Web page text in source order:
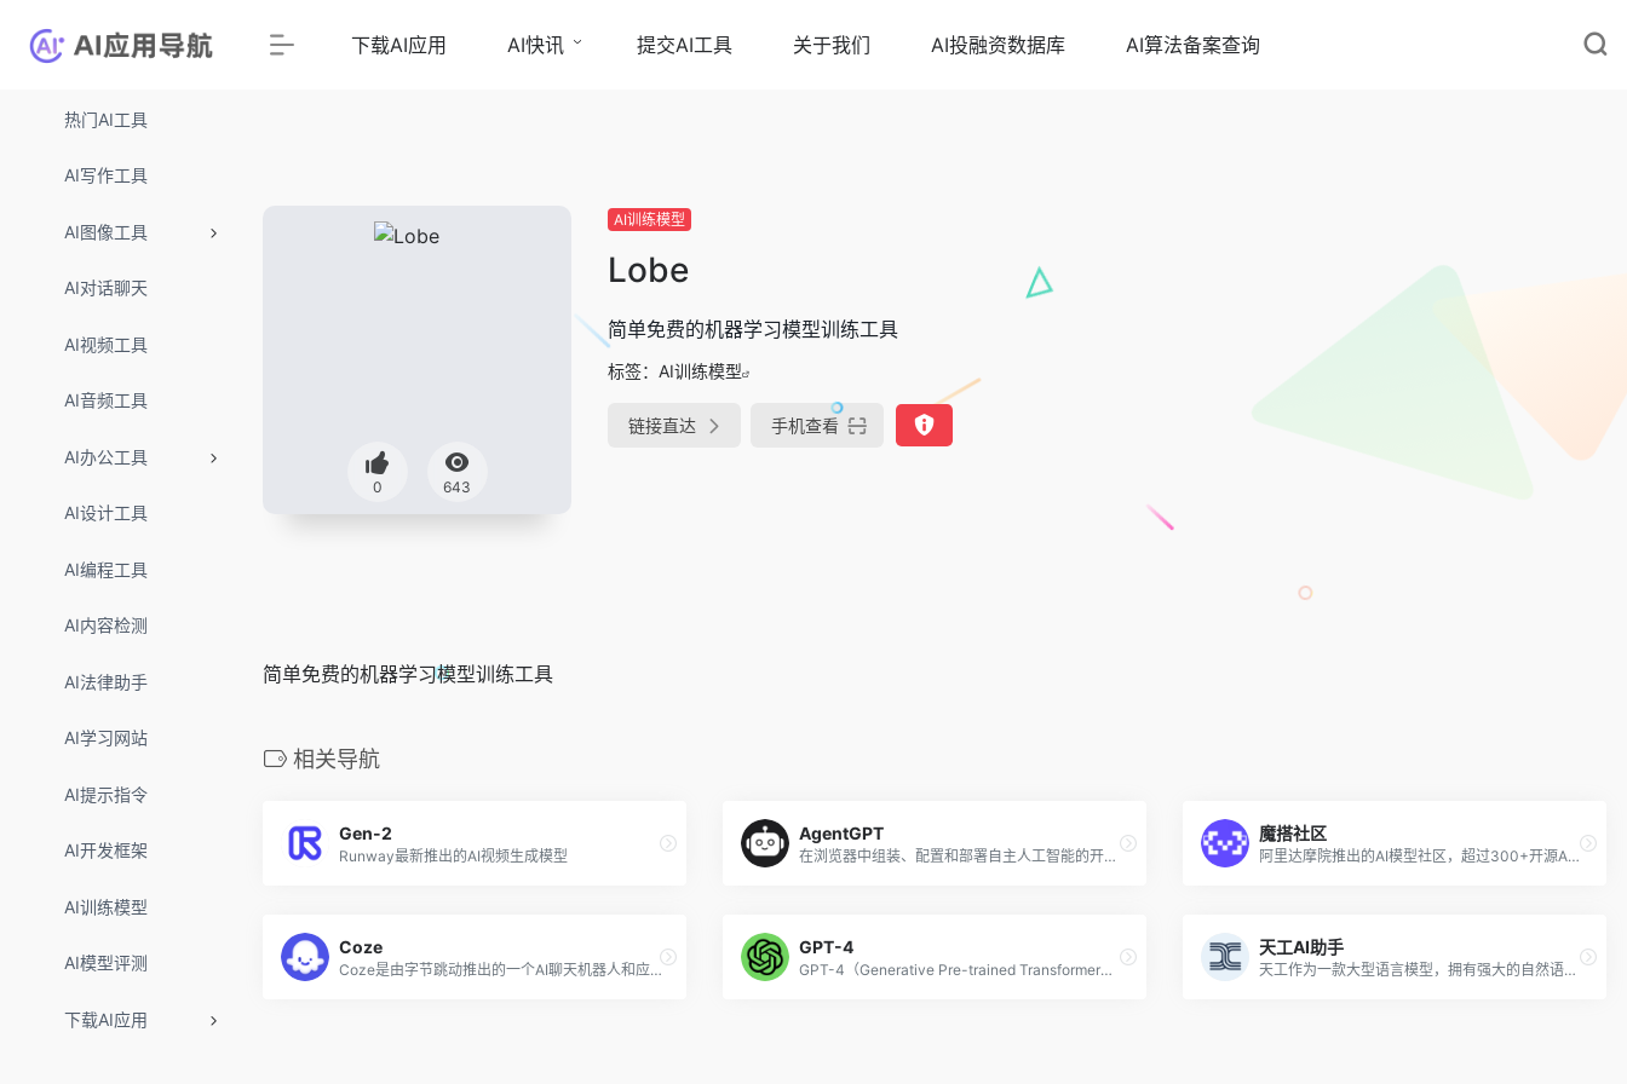
热门AI工具
AI写作工具
AI图像工具
AI对话聊天
AI视频工具
AI音频工具
AI办公工具
AI设计工具
AI编程工具
AI内容检测
AI法律助手
AI学习网站
AI提示指令
AI开发框架
AI训练模型
AI模型评测
下载AI应用
下载AI应用 AI快讯 提交AI工具 关于我们 AI投融资数据库 AI算法备案查询
0 643
AI训练模型
Lobe
简单免费的机器学习模型训练工具
标签： AI训练模型
链接直达 手机查看
简单免费的机器学习模型训练工具
相关导航
Gen-2
Runway最新推出的AI视频生成模型
AgentGPT
在浏览器中组装、配置和部署自主人工智能的开源项目
魔搭社区
阿里达摩院推出的AI模型社区，超过300+开源AI模型
Coze
Coze是由字节跳动推出的一个AI聊天机器人和应用程序编辑开发平台，可以理解为字节跳动版的GPTs。无论用户是否有编程经验，都可以通过该平台快速创建各种类型的聊天机器人、智能体、AI应用和插件，并将其部署在社交平台和即时聊天应用程序中，如Discord、WhatsApp、Twitter。
GPT-4
GPT-4（Generative Pre-trained Transformer）是 OpenAI 开发的自然语言处理模型 GPT 家族中的第四个版本，该模型依靠强大的神经网络来理解和生成类似人类的语言。
天工AI助手
天工作为一款大型语言模型，拥有强大的自然语言处理和智能交互能力，能够实现智能问答、聊天互动、文本生成等多种应用场景，并且具有丰富的知识储备，涵盖科学、技术、文化、艺术、历史等领域。该模型由昆仑万维与奇点智源联合研发，是国内首个对标 ChatGPT 的双千亿大语言模型。